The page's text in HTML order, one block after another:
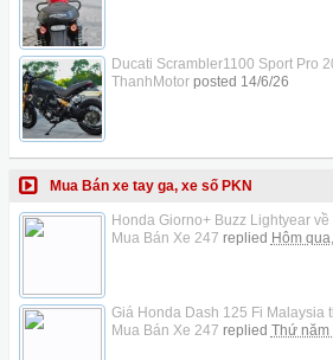
Ducati Scrambler1100 Sport Pro
ThanhMotorposted 14/6/26
Mua Bán xe tay ga, xe số PKN
Honda Giorno+ Buzz Lightyear về
Mua Bán Xe 247 replied Hôm
Giá Honda Dash 125 Fi Malaysia
Mua Bán Xe 247 replied Thứ năm